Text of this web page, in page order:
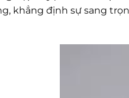
khẳng định sự sang